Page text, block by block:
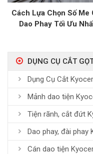
Cách Lựa Chọn Số Me
Dao Phay Tối Ưu
DỤNG CỤ CẮT
Dụng Cụ Cắt
Mảnh dao tiện
Tiện rãnh, cắt đứt
Dao phay, đài phay
Cán dao tiện